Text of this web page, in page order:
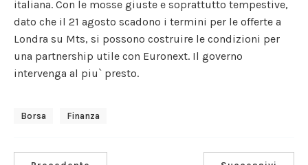
italiana. Con le mosse giuste e soprattutto tempestive,
dato che il 21 agosto scadono i termini per le offerte a
Londra su Mts, si possono costruire le condizioni per
una partnership utile con Euronext. Il governo
intervenga al piu` presto.
Borsa Finanza